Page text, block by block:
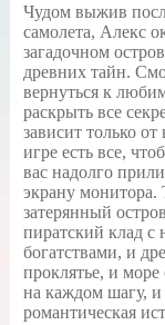
Чудом выжив
самолета, Алекс
загадочном
древних тайн.
вернуться к
раскрыть все
зависит только от
игре есть все,
вас надолго
экрану монитора.
затерянный
пиратский клад с
богатствами, и
проклятье, и море
на каждом шагу, и
романтическая